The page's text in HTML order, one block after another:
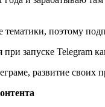
тематики, поэтому
развитие